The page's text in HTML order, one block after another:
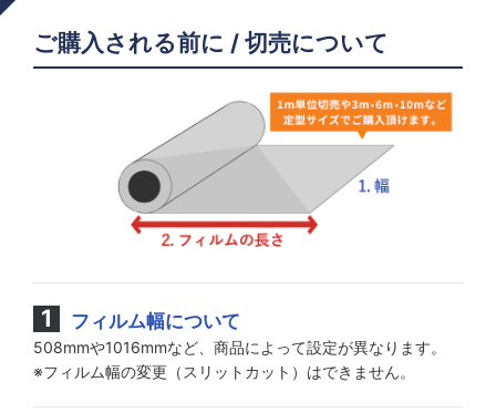
ご購入される前に / 切売について
フィルム幅について
508mmや1016mmなど、商品によって設定が異なります。
※フィルム幅の変更（スリットカット）はできません。